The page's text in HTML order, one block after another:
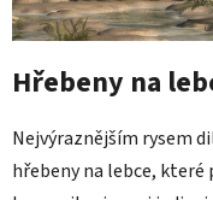
Hřebeny na
Nejvýraznějším rysem
hřebeny na lebce,